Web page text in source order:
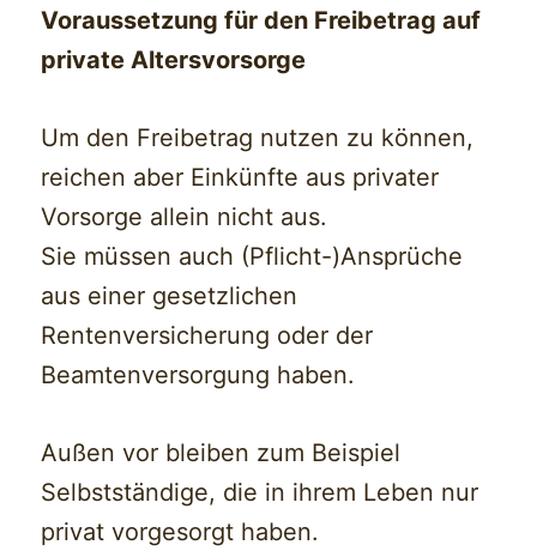
Voraussetzung für den Freibetrag auf
private Altersvorsorge
Um den Freibetrag nutzen zu können,
reichen aber Einkünfte aus privater
Vorsorge allein nicht aus.
Sie müssen auch (Pflicht-)Ansprüche
aus einer gesetzlichen
Rentenversicherung oder der
Beamtenversorgung haben.
Außen vor bleiben zum Beispiel
Selbstständige, die in ihrem Leben nur
privat vorgesorgt haben.